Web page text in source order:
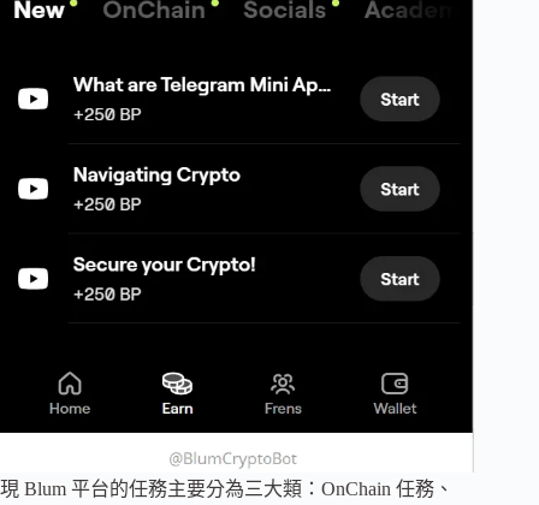
現 Blum 平台的任務主要分為三大類：OnChain 任務、